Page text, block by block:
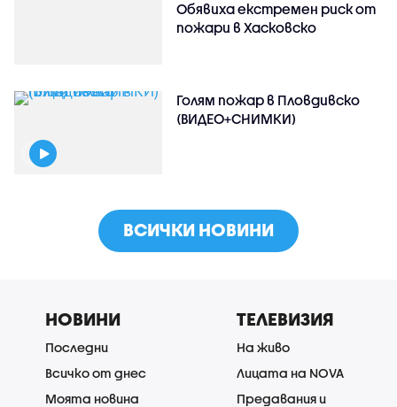
Обявиха екстремен риск от
пожари в Хасковско
Голям пожар в Пловдивско
(ВИДЕО+СНИМКИ)
ВСИЧКИ НОВИНИ
НОВИНИ
Последни
Всичко от днес
Моята новина
ТЕЛЕВИЗИЯ
На живо
Лицата на NOVA
Предавания и